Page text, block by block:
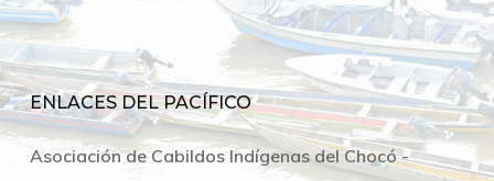
ENLACES DEL PACÍFICO
Asociación de Cabildos Indígenas del Chocó -